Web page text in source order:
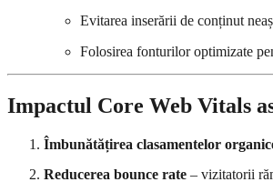
Evitarea inserării de conținut
Folosirea fonturilor optimizate
Impactul Core Web Vitals
Îmbunătățirea clasamentelor
Reducerea bounce rate – vizitatorii